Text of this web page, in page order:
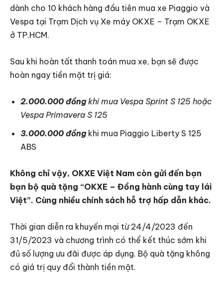
dành cho 10 khách hàng đầu tiên mua xe Piaggio và
Vespa tại Trạm Dịch vụ Xe máy OKXE – Trạm OKXE
ở TP.HCM.
Sau khi hoàn tất thanh toán mua xe, bạn sẽ được
hoàn ngay tiền mặt trị giá:
2.000.000 đồngkhi mua Vespa Sprint S 125 hoặc
Vespa Primavera S 125
3.000.000 đồngkhi mua Piaggio Liberty S 125
ABS
Không chỉ vậy, OKXE Việt Nam còn gửi đến bạn
bạn bộ quà tặng “OKXE – Đồng hành cùng tay lái
Việt”. Cùng nhiều chính sách hỗ trợ hấp dẫn khác.
Thời gian diễn ra khuyến mại từ 24/4/2023 đến
31/5/2023 và chương trình có thể kết thúc sớm khi
đủ số lượng ưu đãi được áp dụng. Bộ quà tặng không
có giá trị quy đổi thành tiền mặt.